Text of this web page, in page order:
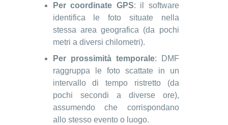
Per coordinate GPS: il software
identifica le foto situate nella
stessa area geografica (da pochi
metri a diversi chilometri).
Per prossimità temporale: DMF
raggruppa le foto scattate in un
intervallo di tempo ristretto (da
pochi secondi a diverse ore),
assumendo che corrispondano
allo stesso evento o luogo.